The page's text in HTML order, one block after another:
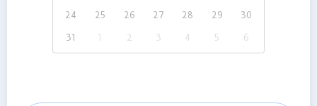
24 25 26 27 28 29 30
31 1 2 3 4 5 6